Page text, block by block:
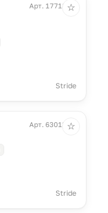
Арт. 17718.10
Stride
☆
Арт. 63013.30
Stride
☆